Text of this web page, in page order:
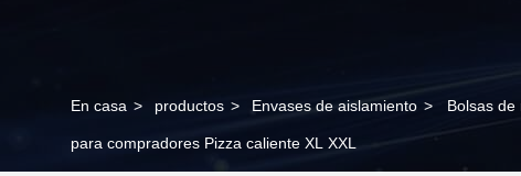
En casa > productos > Envases de aislamiento > Bolsas
para compradores Pizza caliente XL XXL